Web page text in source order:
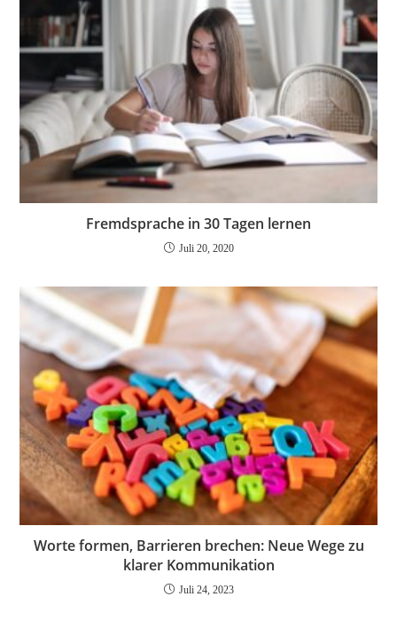
Fremdsprache in 30 Tagen lernen
Juli 20, 2020
Worte formen, Barrieren brechen: Neue Wege zu
klarer Kommunikation
Juli 24, 2023